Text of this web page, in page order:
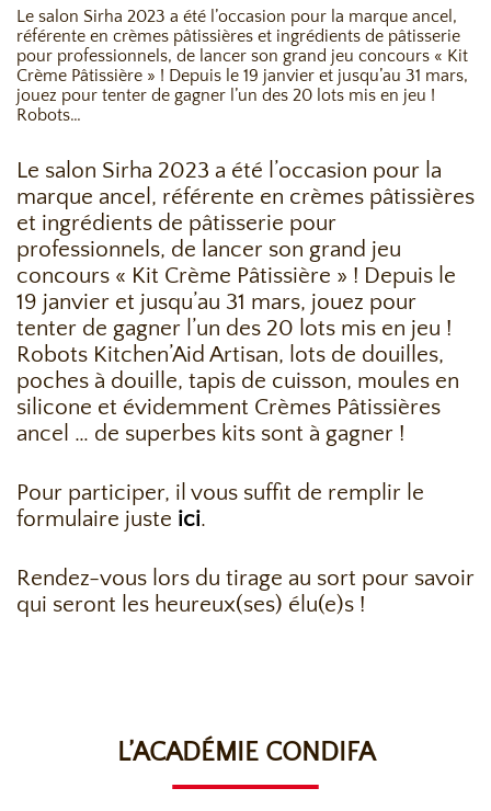
Le salon Sirha 2023 a été l’occasion pour la marque ancel,
référente en crèmes pâtissières et ingrédients de pâtisserie
pour professionnels, de lancer son grand jeu concours « Kit
Crème Pâtissière » ! Depuis le 19 janvier et jusqu’au 31 mars,
jouez pour tenter de gagner l’un des 20 lots mis en jeu !
Robots…
Le salon Sirha 2023 a été l’occasion pour la
marque ancel, référente en crèmes pâtissières
et ingrédients de pâtisserie pour
professionnels, de lancer son grand jeu
concours « Kit Crème Pâtissière » ! Depuis le
19 janvier et jusqu’au 31 mars, jouez pour
tenter de gagner l’un des 20 lots mis en jeu !
Robots Kitchen’Aid Artisan, lots de douilles,
poches à douille, tapis de cuisson, moules en
silicone et évidemment Crèmes Pâtissières
ancel … de superbes kits sont à gagner !
Pour participer, il vous suffit de remplir le
formulaire juste ici.
Rendez-vous lors du tirage au sort pour savoir
qui seront les heureux(ses) élu(e)s !
L’ACADÉMIE CONDIFA